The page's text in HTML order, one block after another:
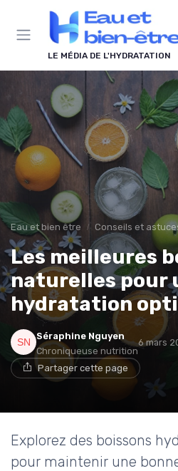
LE MÉDIA DE L'HYDRATATION
Eau et bien être Conseils et
Les meilleures
naturelles pour
hydratation
Séraphine Nguyen
Chroniqueuse nutrition
6 mars
Partager cette page
Explorez des boissons
pour maintenir une
Panneau de gestion des cookies